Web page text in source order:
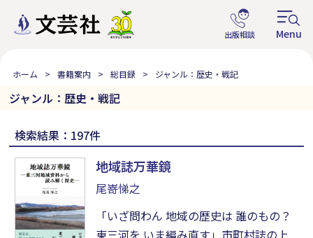
ホーム 書籍案内 総目録 ジャンル：歴史・戦記
ジャンル：歴史・戦記
検索結果：197件
地域誌万華鏡
尾嵜悌之
「いざ問わん 地域の歴史は 誰のもの？
東三河を いま編み直す」市町村誌の上